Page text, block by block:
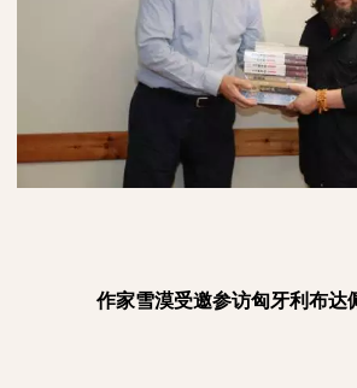
作家雪漠受邀参访匈牙利布达